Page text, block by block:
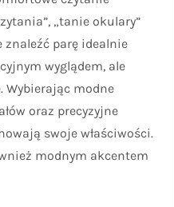
„tanie okulary”
znaleźć parę idealnie
wyglądem, ale
Wybierając modne
oraz precyzyjne
swoje właściwości.
modnym akcentem